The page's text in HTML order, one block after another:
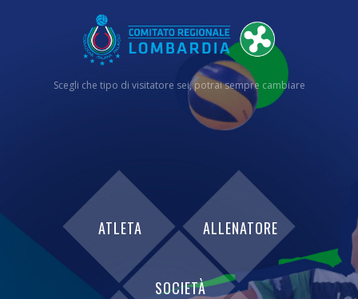
Scegli che tipo di visitatore sei, potrai sempre cambiare
ALLENATORE
SOCIETÀ
ATLETA